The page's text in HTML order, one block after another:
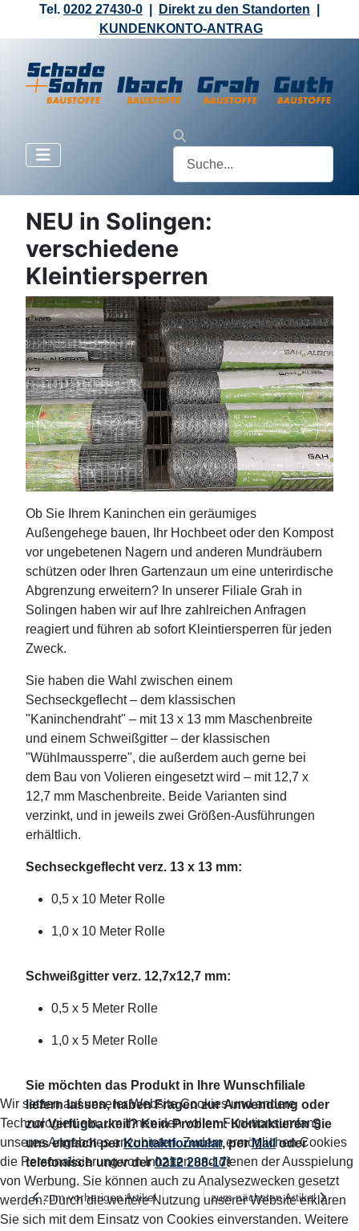
Tel. 0202 27430-0 Direkt zu den Standorten
KUNDENKONTO-ANTRAG
NEU in Solingen:
verschiedene
Kleintiersperren
Ob Sie Ihrem Kaninchen ein geräumiges
Außengehege bauen, Ihr Hochbeet oder den Kompost
vor ungebetenen Nagern und anderen Mundräubern
schützen oder Ihren Gartenzaun um eine unterirdische
Abgrenzung erweitern? In unserer Filiale Grah in
Solingen haben wir auf Ihre zahlreichen Anfragen
reagiert und führen ab sofort Kleintiersperren für jeden
Zweck.
Sie haben die Wahl zwischen einem
Sechseckgeflecht – dem klassischen
"Kaninchendraht" – mit 13 x 13 mm Maschenbreite
und einem Schweißgitter – der klassischen
"Wühlmaussperre", die außerdem auch gerne bei
dem Bau von Volieren eingesetzt wird – mit 12,7 x
12,7 mm Maschenbreite. Beide Varianten sind
verzinkt, und in jeweils zwei Größen-Ausführungen
erhältlich.
Sechseckgeflecht verz. 13 x 13 mm:
0,5 x 10 Meter Rolle
1,0 x 10 Meter Rolle
Schweißgitter verz. 12,7x12,7 mm:
0,5 x 5 Meter Rolle
1,0 x 5 Meter Rolle
Sie möchten das Produkt in Ihre Wunschfiliale
liefern lassen, haben Fragen zur Anwendung oder
zur Verfügbarkeit? Kein Problem: Kontaktieren Sie
uns einfach perKontaktformular, perMailoder
telefonisch unter der0212 288-17!
Vorheriger Beitrag: Romantische Beleuchtung mit Solarbetrieb
zum vorherigen Artikel Nächster Beitrag:
zum nächsten Artikel
Wir setzen auf unserer Website Cookies und andere
Technologien ein, um Ihnen den vollen Funktionsumfang
unseres Angebotes anzubieten. Zudem ermöglichen Cookies
die Personalisierung von Inhalten und dienen der Ausspielung
von Werbung. Sie können auch zu Analysezwecken gesetzt
werden. Durch die weitere Nutzung unserer Website erklären
Sie sich mit dem Einsatz von Cookies einverstanden. Weitere